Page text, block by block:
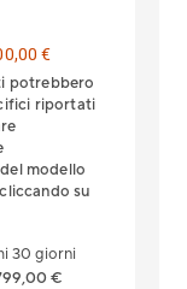
€
potrebbero
riportati
modello
su
30 giorni
€